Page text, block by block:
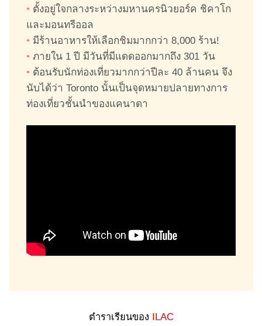
• ตั้งอยู่ใจกลางระหว่างมหานครนิวยอร์ค ชิคาโก
และมอนทรีออล
• มีร้านอาหารให้เลือกชิมมากกว่า 8,000 ร้าน!
• ภายใน 1 ปี มีวันที่มีแดดออกมากถึง 301 วัน
• ต้อนรับนักท่องเที่ยวมากกว่าปีละ 40 ล้านคน จึง
นับได้ว่า Toronto นั้นเป็นจุดหมายปลายทางการ
ท่องเที่ยวชั้นนำของแคนาดา
ตำราเรียนของ ILAC